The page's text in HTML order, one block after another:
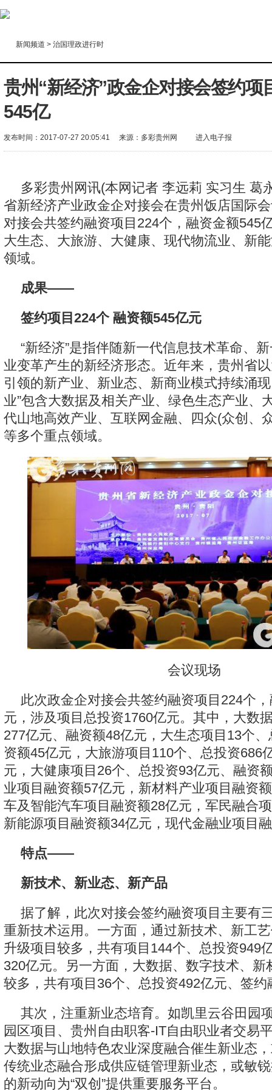
新闻频道 > 治国理政进行时
贵州“新经济”政金企对接会签约项
545亿
发布时间：2017-07-27 20:05:41 来源： 多彩贵州网 进入电子报
多彩贵州网讯(本网记者 李远莉 实习生 葛
省新经济产业政金企对接会在贵州饭店国际
对接会共签约融资项目224个，融资金额545
大生态、大旅游、大健康、现代物流业、新
领域。
成果——
签约项目224个 融资额545亿元
“新经济”是指伴随新一代信息技术革命、
业变革产生的新经济形态。近年来，贵州省
引领的新产业、新业态、新商业模式持续涌
业”包含大数据及相关产业、绿色生态产业、
代山地高效产业、互联网金融、四众(众创、
等多个重点领域。
会议现场
此次政金企对接会共签约融资项目224个
元，涉及项目总投资1760亿元。其中，大数
277亿元、融资额48亿元，大生态项目13个
资额45亿元，大旅游项目110个、总投资686
元，大健康项目26个、总投资93亿元、融资
业项目融资额57亿元，新材料产业项目融资
车及智能汽车项目融资额28亿元，军民融合
新能源项目融资额34亿元，现代金融业项目
特点——
新技术、新业态、新产品
据了解，此次对接会签约融资项目主要有
重新技术运用。一方面，通过新技术、新工
升级项目较多，共有项目144个、总投资949
320亿元。另一方面，大数据、数字技术、新
较多，共有项目36个、总投资492亿元、签
其次，注重新业态培育。如凯里云谷田园
园区项目、贵州自由职客-IT自由职业者交易
大数据与山地特色农业深度融合催生新业态
传统业态融合形成供应链管理新业态，或敏
的新动向为“双创”提供重要服务平台。